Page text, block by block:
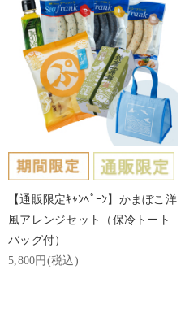
【通販限定ｷｬﾝﾍﾟｰﾝ】かまぼこ洋
風アレンジセット（保冷トート
バッグ付）
5,800円(税込)